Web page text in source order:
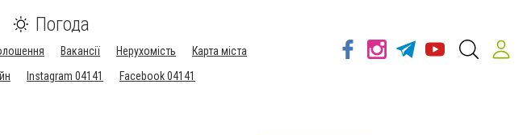
Погода
Вакансії Нерухомість
Карта міста
Instagram 04141 Facebook 04141